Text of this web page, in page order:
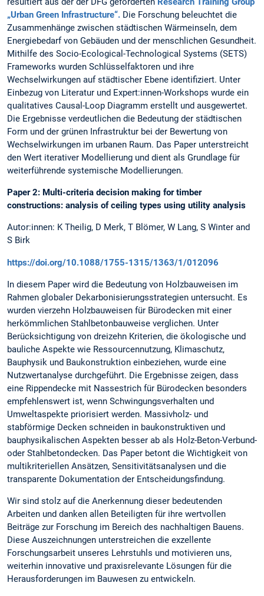
„Urban Green Infrastructure“. Die Forschung beleuchtet die
Zusammenhänge zwischen städtischen Wärmeinseln, dem
Energiebedarf von Gebäuden und der menschlichen Gesundheit.
Mithilfe des Socio-Ecological-Technological Systems (SETS)
Frameworks wurden Schlüsselfaktoren und ihre
Wechselwirkungen auf städtischer Ebene identifiziert. Unter
Einbezug von Literatur und Expert:innen-Workshops wurde ein
qualitatives Causal-Loop Diagramm erstellt und ausgewertet.
Die Ergebnisse verdeutlichen die Bedeutung der städtischen
Form und der grünen Infrastruktur bei der Bewertung von
Wechselwirkungen im urbanen Raum. Das Paper unterstreicht
den Wert iterativer Modellierung und dient als Grundlage für
weiterführende systemische Modellierungen.
Paper 2: Multi-criteria decision making for timber
constructions: analysis of ceiling types using utility analysis
Autor:innen: K Theilig, D Merk, T Blömer, W Lang, S Winter and
S Birk
https://doi.org/10.1088/1755-1315/1363/1/012096
In diesem Paper wird die Bedeutung von Holzbauweisen im
Rahmen globaler Dekarbonisierungsstrategien untersucht. Es
wurden vierzehn Holzbauweisen für Bürodecken mit einer
herkömmlichen Stahlbetonbauweise verglichen. Unter
Berücksichtigung von dreizehn Kriterien, die ökologische und
bauliche Aspekte wie Ressourcennutzung, Klimaschutz,
Bauphysik und Baukonstruktion einbeziehen, wurde eine
Nutzwertanalyse durchgeführt. Die Ergebnisse zeigen, dass
eine Rippendecke mit Nassestrich für Bürodecken besonders
empfehlenswert ist, wenn Schwingungsverhalten und
Umweltaspekte priorisiert werden. Massivholz- und
stabförmige Decken schneiden in baukonstruktiven und
bauphysikalischen Aspekten besser ab als Holz-Beton-Verbund-
oder Stahlbetondecken. Das Paper betont die Wichtigkeit von
multikriteriellen Ansätzen, Sensitivitätsanalysen und die
transparente Dokumentation der Entscheidungsfindung.
Wir sind stolz auf die Anerkennung dieser bedeutenden
Arbeiten und danken allen Beteiligten für ihre wertvollen
Beiträge zur Forschung im Bereich des nachhaltigen Bauens.
Diese Auszeichnungen unterstreichen die exzellente
Forschungsarbeit unseres Lehrstuhls und motivieren uns,
weiterhin innovative und praxisrelevante Lösungen für die
Herausforderungen im Bauwesen zu entwickeln.